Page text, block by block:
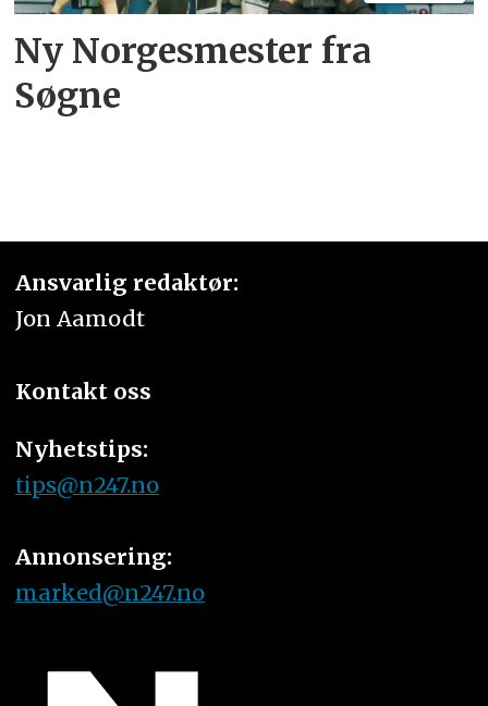
Ny Norgesmester fra
Søgne
Ansvarlig redaktør:
Jon Aamodt
Kontakt oss
Nyhetstips:
tips@n247.no
Annonsering:
marked@n247.no